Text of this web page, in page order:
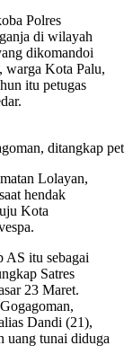
Polres
di wilayah
dikomandoi
warga Kota Palu,
itu petugas
ditangkap
Lolayan,
hendak
Kota
AS itu sebagai
Satres
23 Maret.
Dandi (21),
uang tunai diduga